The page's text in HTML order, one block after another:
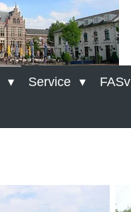
Service FASv